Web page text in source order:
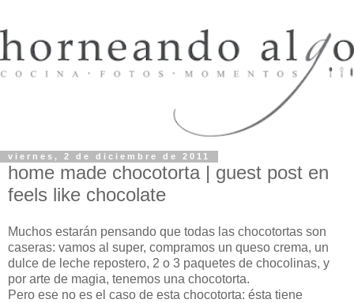
viernes, 2 de diciembre de 2011
home made chocotorta | guest post en
feels like chocolate
Muchos estarán pensando que todas las chocotortas son
caseras: vamos al super, compramos un queso crema, un
dulce de leche repostero, 2 o 3 paquetes de chocolinas, y
por arte de magia, tenemos una chocotorta.
Pero ese no es el caso de esta chocotorta: ésta tiene